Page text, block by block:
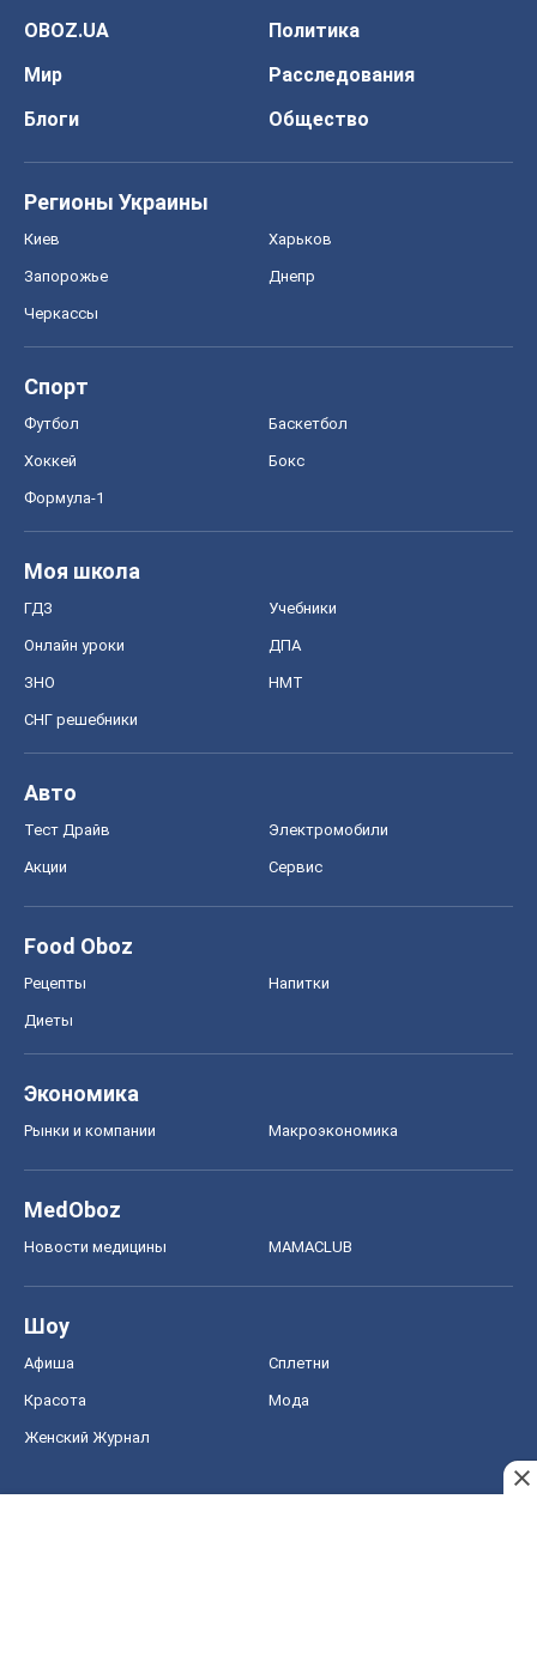
OBOZ.UA
Политика
Мир
Расследования
Блоги
Общество
Регионы Украины
Киев Харьков
Запорожье Днепр
Черкассы
Спорт
Футбол Баскетбол
Хоккей Бокс
Формула-1
Моя школа
ГДЗ Учебники
Онлайн уроки ДПА
ЗНО НМТ
СНГ решебники
Авто
Тест Драйв Электромобили
Акции Сервис
Food Oboz
Рецепты Напитки
Диеты
Экономика
Рынки и компании Mакроэкономика
MedOboz
Новости медицины MAMACLUB
Шоу
Афиша Сплетни
Красота Мода
Женский Журнал